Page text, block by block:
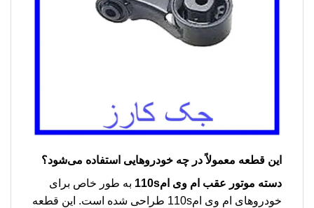
این قطعه معمولاً در چه خودروهایی استفاده می‌شود؟
دسته موتور عقب ام وی ام110s
به طور خاص برای
خودروهای ام وی ام110s طراحی شده است. این قطعه